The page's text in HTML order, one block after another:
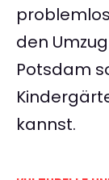
den
Potsdam
kannst.